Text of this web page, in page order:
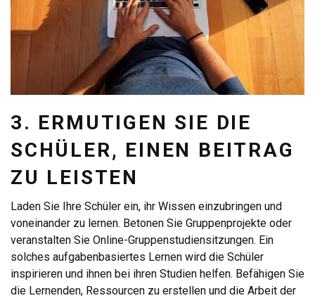
3. ERMUTIGEN SIE DIE
SCHÜLER, EINEN BEITRAG
ZU LEISTEN
Laden Sie Ihre Schüler ein, ihr Wissen einzubringen und
voneinander zu lernen. Betonen Sie Gruppenprojekte oder
veranstalten Sie Online-Gruppenstudiensitzungen. Ein
solches aufgabenbasiertes Lernen wird die Schüler
inspirieren und ihnen bei ihren Studien helfen. Befähigen Sie
die Lernenden, Ressourcen zu erstellen und die Arbeit der